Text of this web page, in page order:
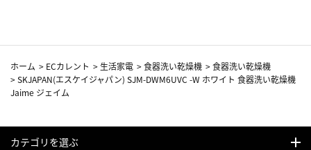
ホーム > ECカレント > 生活家電 >食器洗い乾燥機 >食器洗い乾燥機
>SKJAPAN(エスケイジャパン) SJM-DWM6UVC -W ホワイト 食器洗い乾燥機
Jaime ジェイム
カテゴリを選ぶ